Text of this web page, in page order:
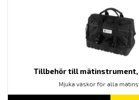
Tillbehör till mätinstrument,
Mjuka väskor för alla